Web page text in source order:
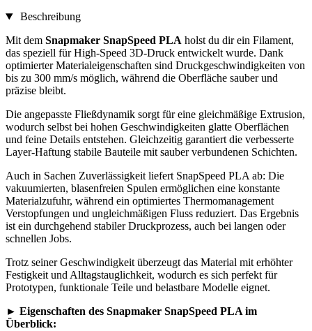
Beschreibung
Mit dem Snapmaker SnapSpeed PLA holst du dir ein Filament,
das speziell für High-Speed 3D-Druck entwickelt wurde. Dank
optimierter Materialeigenschaften sind Druckgeschwindigkeiten von
bis zu 300 mm/s möglich, während die Oberfläche sauber und
präzise bleibt.
Die angepasste Fließdynamik sorgt für eine gleichmäßige Extrusion,
wodurch selbst bei hohen Geschwindigkeiten glatte Oberflächen
und feine Details entstehen. Gleichzeitig garantiert die verbesserte
Layer-Haftung stabile Bauteile mit sauber verbundenen Schichten.
Auch in Sachen Zuverlässigkeit liefert SnapSpeed PLA ab: Die
vakuumierten, blasenfreien Spulen ermöglichen eine konstante
Materialzufuhr, während ein optimiertes Thermomanagement
Verstopfungen und ungleichmäßigen Fluss reduziert. Das Ergebnis
ist ein durchgehend stabiler Druckprozess, auch bei langen oder
schnellen Jobs.
Trotz seiner Geschwindigkeit überzeugt das Material mit erhöhter
Festigkeit und Alltagstauglichkeit, wodurch es sich perfekt für
Prototypen, funktionale Teile und belastbare Modelle eignet.
► Eigenschaften des Snapmaker SnapSpeed PLA im
Überblick: